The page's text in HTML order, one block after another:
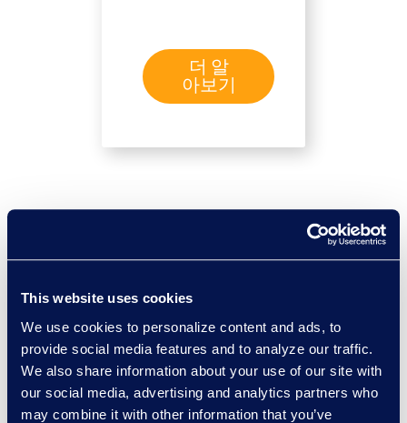
This website uses cookies
We use cookies to personalize content and ads, to
provide social media features and to analyze our traffic.
We also share information about your use of our site with
our social media, advertising and analytics partners who
may combine it with other information that you’ve
더 알
아보기
능으로 발견을 최적
화하세요
Epiq는 전체 eDiscovery 라이프사이